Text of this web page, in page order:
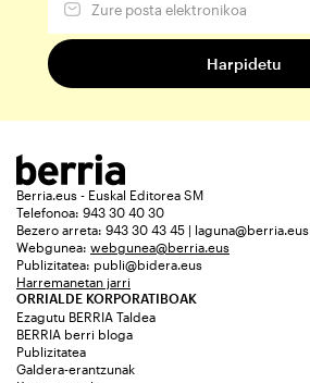
Berria.eus - Euskal Editorea SM
Telefonoa: 943 30 40 30
Bezero arreta: 943 30 43 45 | laguna@berria.eus
Webgunea: webgunea@berria.eus
Publizitatea: publi@bidera.eus
Harremanetan jarri
ORRIALDE KORPORATIBOAK
Ezagutu BERRIA Taldea
BERRIA berri bloga
Publizitatea
Galdera-erantzunak